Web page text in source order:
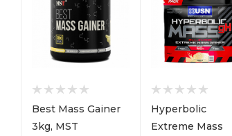
Best Mass Gainer
3kg, MST
Hyperbolic
Extreme Mass